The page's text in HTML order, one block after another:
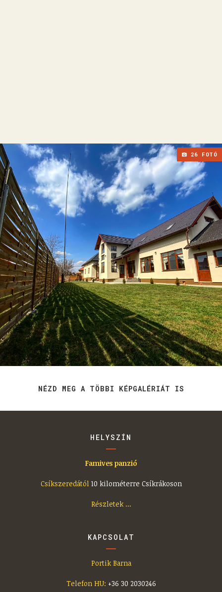
26 FOTÓ
NÉZD MEG A TÖBBI KÉPGALÉRIÁT IS
HELYSZÍN
Famives panzió
Csíkszeredától 10 kilométerre Csíkrákoson
Részletek ...
KAPCSOLAT
Portik Barna
Telefon HU: +36 30 2030246